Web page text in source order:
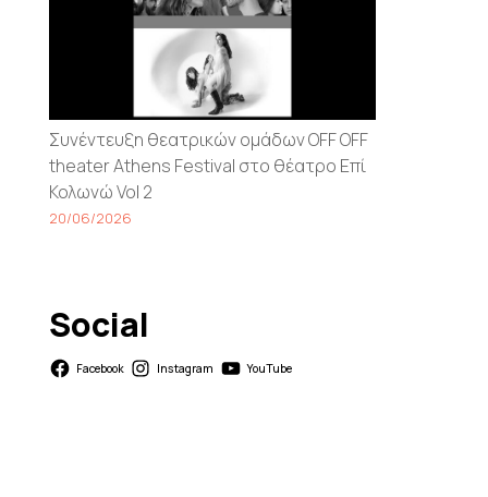
Συνέντευξη θεατρικών ομάδων OFF OFF
theater Athens Festival στο θέατρο Επί
Κολωνώ Vol 2
20/06/2026
Social
Facebook Instagram YouTube